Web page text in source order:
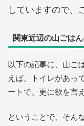
していますので、
関東近辺の山ごは
以下の記事に、山ご
えば、トイレがあっ
ートで、更に欲を言
ということで、そん